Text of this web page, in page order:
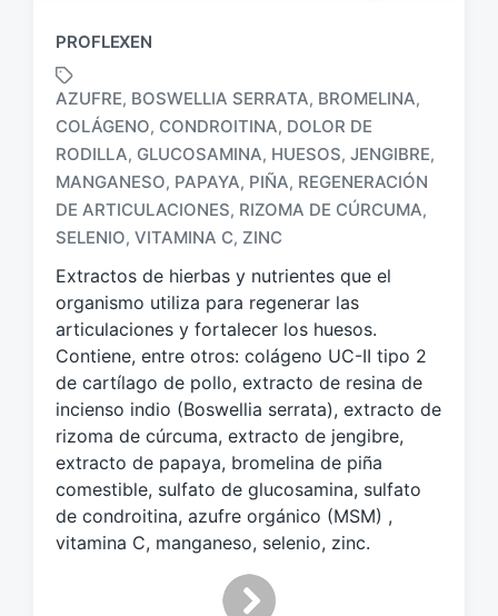
PROFLEXEN
t
i
q
e
t
a
d
o
c
AZUFRE, BOSWELLIA SERRATA, BROMELINA,
COLÁGENO, CONDROITINA, DOLOR DE
RODILLA, GLUCOSAMINA, HUESOS, JENGIBRE,
MANGANESO, PAPAYA, PIÑA, REGENERACIÓN
DE ARTICULACIONES, RIZOMA DE CÚRCUMA,
SELENIO, VITAMINA C, ZINC
Extractos de hierbas y nutrientes que el
organismo utiliza para regenerar las
articulaciones y fortalecer los huesos.
Contiene, entre otros: colágeno UC-II tipo 2
de cartílago de pollo, extracto de resina de
incienso indio (Boswellia serrata), extracto de
rizoma de cúrcuma, extracto de jengibre,
extracto de papaya, bromelina de piña
comestible, sulfato de glucosamina, sulfato
de condroitina, azufre orgánico (MSM) ,
vitamina C, manganeso, selenio, zinc.